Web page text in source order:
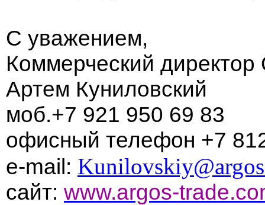
С уважением,
Коммерческий
Артем Куниловский
моб.+7 921 950 69 83
офисный телефон +7
e-mail:
сайт: www.argos-